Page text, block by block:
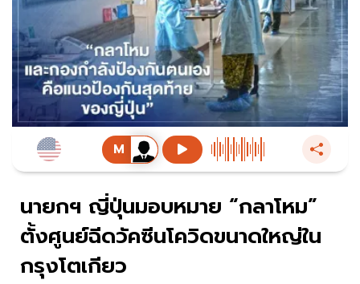
นายกฯ ญี่ปุ่นมอบหมาย “กลาโหม”
ตั้งศูนย์ฉีดวัคซีนโควิดขนาดใหญ่ใน
กรุงโตเกียว